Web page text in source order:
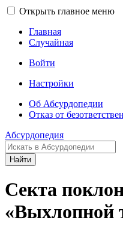
Открыть главное меню
Главная
Случайная
Войти
Настройки
Об Абсурдопедии
Отказ от
Абсурдопедия
Найти
Секта
«Выхлопной